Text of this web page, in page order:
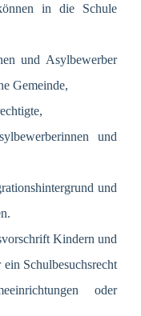
in die Schule
und Asylbewerber
Gemeinde,
und
und
Kindern und
Schulbesuchsrecht
oder